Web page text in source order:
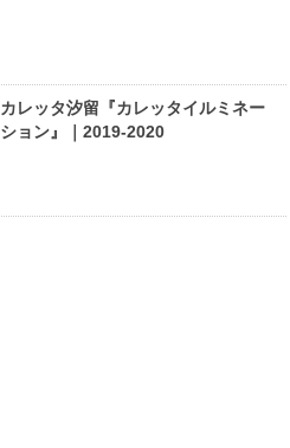
カレッタ汐留『カレッタイルミネー
ション』｜2019-2020